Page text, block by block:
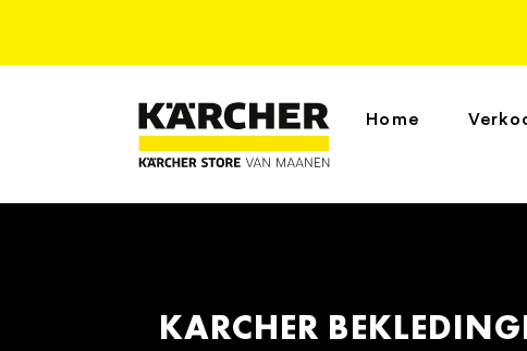
Home
KARCHER